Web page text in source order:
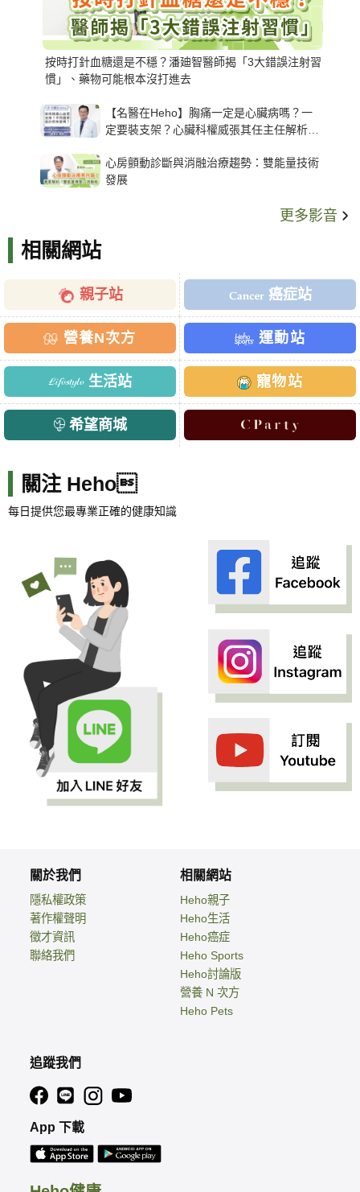
按時打針血糖還是不穩？潘廸智醫師揭「3大錯誤注射習
慣」、藥物可能根本沒打進去
【名醫在Heho】胸痛一定是心臟病嗎？一
定要裝支架？心臟科權威張其任主任解析支
心房顫動診斷與消融治療趨勢：雙能量技術
發展
更多影音
相關網站
親子站 癌症站
營養N次方 運動站
生活站 寵物站
希望商城
關注 Heho
每日提供您最專業正確的健康知識
關於我們
隱私權政策
著作權聲明
徵才資訊
聯絡我們
相關網站
Heho親子
Heho生活
Heho癌症
Heho Sports
Heho討論版
營養 N 次方
Heho Pets
追蹤我們
App 下載